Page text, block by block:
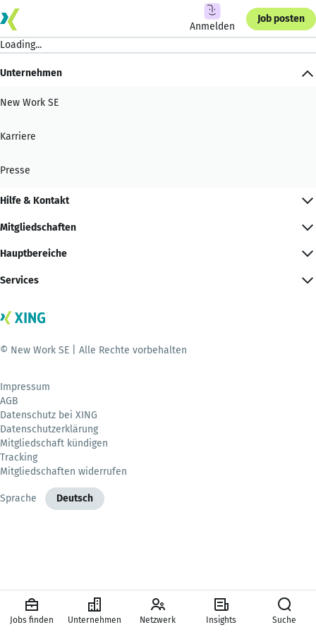
Anmelden
Job posten
Loading...
Unternehmen
New Work SE
Karriere
Presse
Hilfe & Kontakt
Mitgliedschaften
Hauptbereiche
Services
© New Work SE | Alle Rechte vorbehalten
Impressum
AGB
Datenschutz bei XING
Datenschutzerklärung
Mitgliedschaft kündigen
Tracking
Mitgliedschaften widerrufen
Sprache Deutsch
Jobs finden Unternehmen Netzwerk Insights Suche